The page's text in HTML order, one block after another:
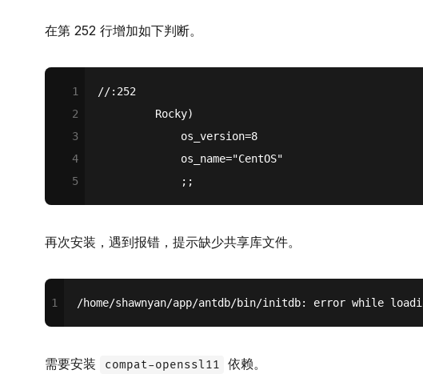
在第 252 行增加如下判断。
1
2
3
4
5
//:252
         Rocky)
             os_version=8
             os_name="CentOS"
             ;;
再次安装，遇到报错，提示缺少共享库文件。
1 /home/shawnyan/app/antdb/bin/initdb: error while
需要安装 compat-openssl11 依赖。